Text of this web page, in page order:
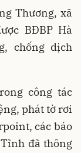
Thương, xã
BĐBP Hà
chống dịch
công tác
phát tờ rơi
các báo
đã thông